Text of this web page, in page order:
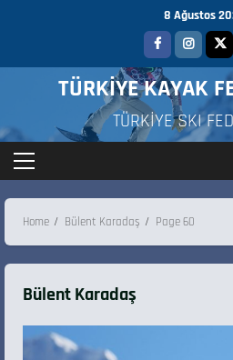
8 Ağustos
TÜRKİYE KAYAK
TÜRKİYE SKI
Home Bülent Karadaş Page 60
Bülent Karadaş